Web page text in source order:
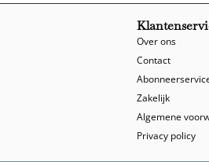
Over ons
Contact
Zakelijk
Algemene
Privacy policy